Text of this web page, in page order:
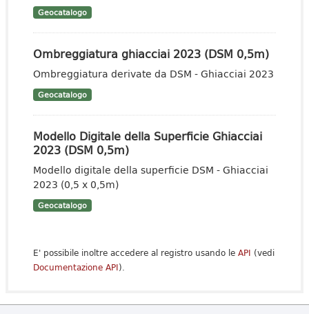
Geocatalogo
Ombreggiatura ghiacciai 2023 (DSM 0,5m)
Ombreggiatura derivate da DSM - Ghiacciai 2023
Geocatalogo
Modello Digitale della Superficie Ghiacciai
2023 (DSM 0,5m)
Modello digitale della superficie DSM - Ghiacciai
2023 (0,5 x 0,5m)
Geocatalogo
E' possibile inoltre accedere al registro usando le API (vedi
Documentazione API).